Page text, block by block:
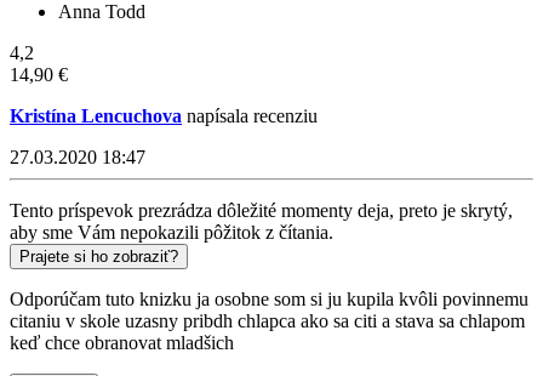
Anna Todd
4,2
14,90 €
Kristína Lencuchova napísala recenziu
27.03.2020 18:47
Tento príspevok prezrádza dôležité momenty deja, preto je skrytý,
aby sme Vám nepokazili pôžitok z čítania.
Prajete si ho zobraziť?
Odporúčam tuto knizku ja osobne som si ju kupila kvôli povinnemu
citaniu v skole uzasny pribdh chlapca ako sa citi a stava sa chlapom
keď chce obranovat mladšich